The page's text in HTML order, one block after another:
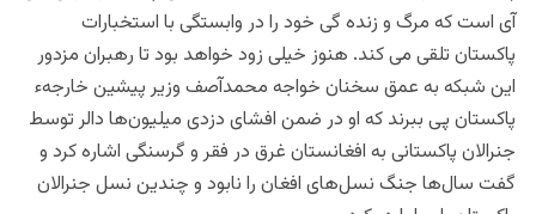
آی است که مرگ و زنده گی خود را در وابستگی با استخبارات
پاکستان تلقی می کند. هنوز خیلی زود خواهد بود تا رهبران مزدور
این شبکه به عمق سخنان خواجه محمدآصف وزیر پیشین خارجهء
پاکستان پی ببرند که او در ضمن افشای دزدی میلیون‌ها دالر توسط
جنرالان پاکستانی به افغانستان غرق در فقر و گرسنگی اشاره کرد و
گفت سال‌ها جنگ نسل‌های افغان را نابود و چندین نسل جنرالان